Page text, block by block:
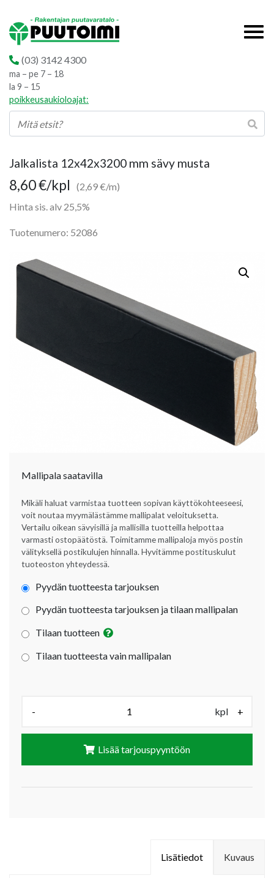
(03) 3142 4300
ma – pe 7 – 18
la 9 – 15
poikkeusaukioloajat:
Jalkalista 12x42x3200 mm sävy musta
8,60€/kpl
(2,69 €/m)
Hinta sis. alv 25,5%
Tuotenumero: 52086
Mallipala saatavilla
Mikäli haluat varmistaa tuotteen sopivan käyttökohteeseesi,
voit noutaa myymälästämme mallipalat veloituksetta.
Vertailu oikean sävyisillä ja mallisilla tuotteilla helpottaa
varmasti ostopäätöstä. Toimitamme mallipaloja myös postin
välityksellä postikulujen hinnalla. Hyvitämme postituskulut
tuoteoston yhteydessä.
Pyydän tuotteesta tarjouksen
Pyydän tuotteesta tarjouksen ja tilaan mallipalan
Tilaan tuotteen
Tilaan tuotteesta vain mallipalan
- kpl +
Lisää tarjouspyyntöön
Kuvaus
Lisätiedot